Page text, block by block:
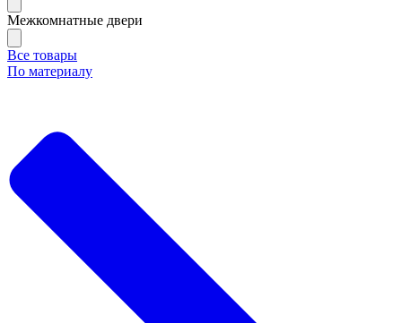
Межкомнатные двери
Все товары
По материалу